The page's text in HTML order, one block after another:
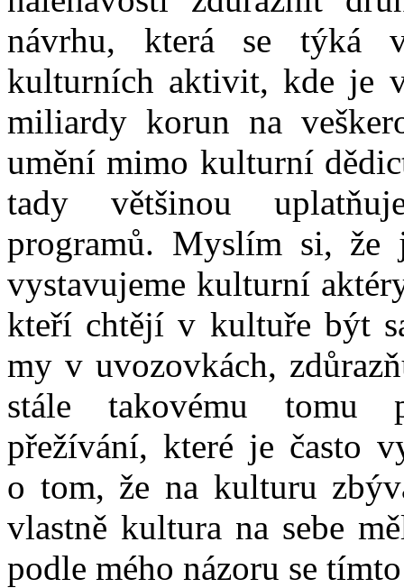
návrhu, která se týká
kulturních aktivit, kde je
miliardy korun na
umění mimo kulturní
tady většinou
programů. Myslím si,
vystavujeme kulturní
kteří chtějí v kultuře být
my v uvozovkách,
stále takovému tomu
přežívání, které je často
o tom, že na kulturu
vlastně kultura na sebe
podle mého názoru se